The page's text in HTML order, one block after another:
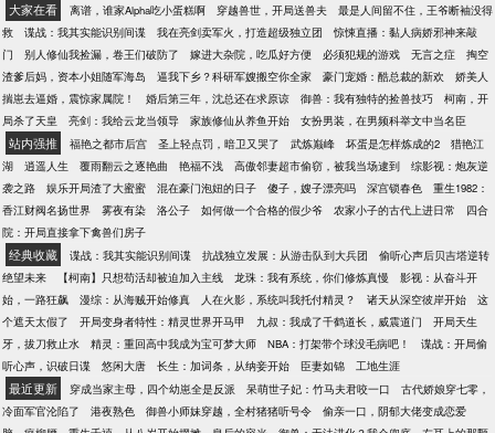
大家在看 离谱，谁家Alpha吃小蛋糕啊 穿越兽世，开局送兽夫
最是人间留不住，王爷断袖没得
救
谍战：我其实能识别间谍 我在亮剑卖军火，打造超级独立团
惊悚直播：黏人病娇邪神来敲
门
别人修仙我捡漏，卷王们破防了 嫁进大杂院，吃瓜好方便 必须犯规的游戏 无言之症
掏空
渣爹后妈，资本小姐随军海岛
逼我下乡？科研军嫂搬空你全家 豪门宠婚：酷总裁的新欢
娇美人
揣崽去逼婚，震惊家属院！
婚后第三年，沈总还在求原谅 御兽：我有独特的捡兽技巧
柯南，开
局杀了天皇
亮剑：我给云龙当领导 家族修仙从养鱼开始 女扮男装，在男频科举文中当名臣
站内强推 福艳之都市后宫 圣上轻点罚，暗卫又哭了 武炼巅峰 坏蛋是怎样炼成的2
猎艳江
湖
逍遥人生 覆雨翻云之逐艳曲 艳福不浅 高傲邻妻超市偷窃，被我当场逮到
综影视：炮灰逆
袭之路
娱乐开局渣了大蜜蜜 混在豪门泡妞的日子 傻子，嫂子漂亮吗 深宫锁春色
重生1982：
香江财阀名扬世界
雾夜有染 洛公子 如何做一个合格的假少爷 农家小子的古代上进日常
四合
院：开局直接拿下禽兽们房子
经典收藏 谍战：我其实能识别间谍 抗战独立发展：从游击队到大兵团
偷听心声后贝吉塔逆转
绝望未来
【柯南】只想苟活却被迫加入主线 龙珠：我有系统，你们修炼真慢
影视：从奋斗开
始，一路狂飙
漫综：从海贼开始修真 人在火影，系统叫我托付精灵？ 诸天从深空彼岸开始
这
个遮天太假了
开局变身者特性：精灵世界开马甲 九叔：我成了千鹤道长，威震道门
开局天生
牙，拔刀救止水
精灵：重回高中我成为宝可梦大师 NBA：打架带个球没毛病吧！
谍战：开局偷
听心声，识破日谍
悠闲大唐 长生：加词条，从纳妾开始 臣妻如锦 工地生涯
最近更新 穿成当家主母，四个幼崽全是反派 呆萌世子妃：竹马夫君咬一口
古代娇娘穿七零，
冷面军官沦陷了
港夜熟色 御兽小师妹穿越，全村猪猪听号令
偷亲一口，阴郁大佬变成恋爱